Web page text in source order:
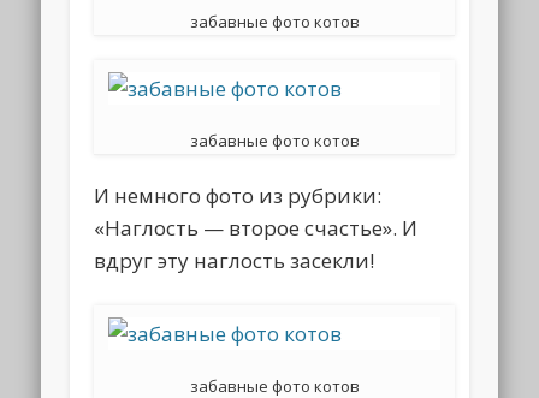
забавные фото котов
забавные фото котов
И немного фото из рубрики:
«Наглость — второе счастье». И
вдруг эту наглость засекли!
забавные фото котов